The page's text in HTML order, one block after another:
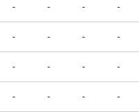
- - - -
- - - -
- - - -
- - - -